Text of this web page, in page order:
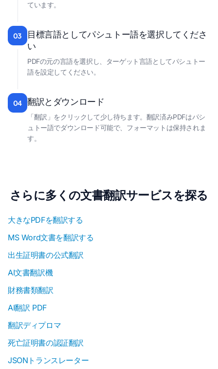
ています。
03
目標言語としてパシュトー語を選択してくださ
い
PDFの元の言語を選択し、ターゲット言語としてパシュトー
語を設定してください。
04 翻訳とダウンロード
「翻訳」をクリックして少し待ちます。翻訳済みPDFはパシ
ュトー語でダウンロード可能で、フォーマットは保持されま
す。
さらに多くの文書翻訳サービスを探る
大きなPDFを翻訳する
MS Word文書を翻訳する
出生証明書の公式翻訳
AI文書翻訳機
財務書類翻訳
AI翻訳 PDF
翻訳ディプロマ
死亡証明書の認証翻訳
JSONトランスレーター